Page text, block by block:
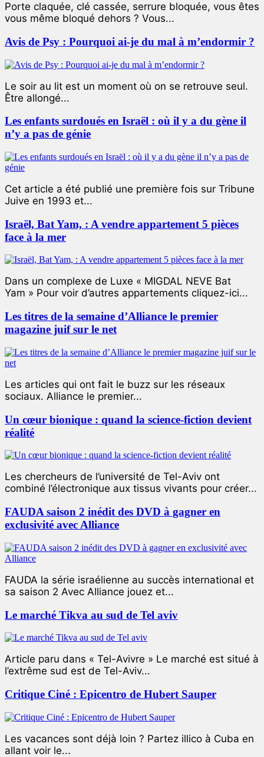
Porte claquée, clé cassée, serrure bloquée, vous êtes
vous même bloqué dehors ? Vous...
Avis de Psy : Pourquoi ai-je du mal à m’endormir ?
Le soir au lit est un moment où on se retrouve seul.
Être allongé...
Les enfants surdoués en Israël : où il y a du gène il
n’y a pas de génie
Cet article a été publié une première fois sur Tribune
Juive en 1993 et...
Israël, Bat Yam, : A vendre appartement 5 pièces
face à la mer
Dans un complexe de Luxe « MIGDAL NEVE Bat
Yam » Pour voir d’autres appartements cliquez-ici...
Les titres de la semaine d’Alliance le premier
magazine juif sur le net
Les articles qui ont fait le buzz sur les réseaux
sociaux. Alliance le premier...
Un cœur bionique : quand la science-fiction devient
réalité
Les chercheurs de l’université de Tel-Aviv ont
combiné l’électronique aux tissus vivants pour créer...
FAUDA saison 2 inédit des DVD à gagner en
exclusivité avec Alliance
FAUDA la série israélienne au succès international et
sa saison 2 Avec Alliance jouez et...
Le marché Tikva au sud de Tel aviv
Article paru dans « Tel-Avivre » Le marché est situé à
l’extrême sud est de Tel-Aviv...
Critique Ciné : Epicentro de Hubert Sauper
Les vacances sont déjà loin ? Partez illico à Cuba en
allant voir le...